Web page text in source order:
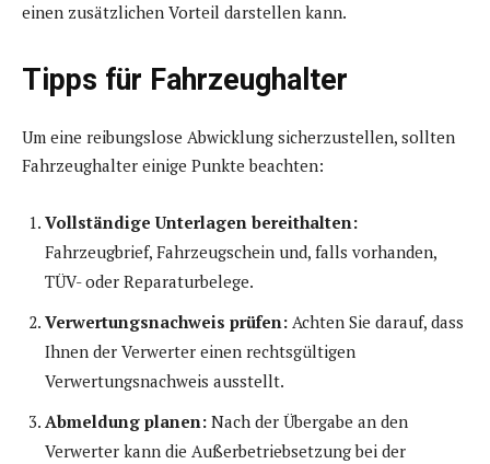
einen zusätzlichen Vorteil darstellen kann.
Tipps für Fahrzeughalter
Um eine reibungslose Abwicklung sicherzustellen, sollten
Fahrzeughalter einige Punkte beachten:
Vollständige Unterlagen bereithalten:
Fahrzeugbrief, Fahrzeugschein und, falls vorhanden,
TÜV- oder Reparaturbelege.
Verwertungsnachweis prüfen: Achten Sie darauf, dass
Ihnen der Verwerter einen rechtsgültigen
Verwertungsnachweis ausstellt.
Abmeldung planen: Nach der Übergabe an den
Verwerter kann die Außerbetriebsetzung bei der